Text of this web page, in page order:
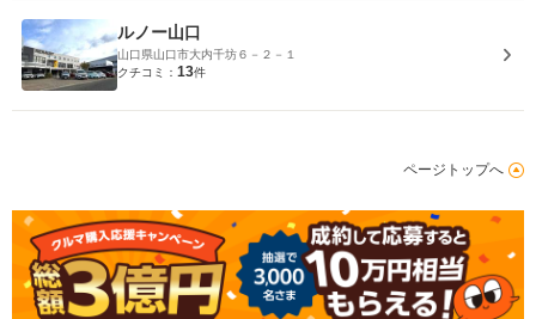
ルノー山口
山口県山口市大内千坊６－２－１
クチコミ： 13件
ページトップへ